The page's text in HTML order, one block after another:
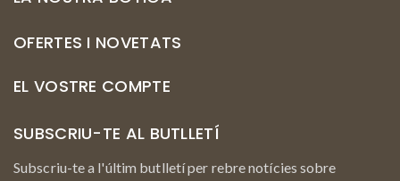
OFERTES I NOVETATS
EL VOSTRE COMPTE
SUBSCRIU-TE AL BUTLLETÍ
Subscriu-te a l'últim butlletí per rebre notícies sobre